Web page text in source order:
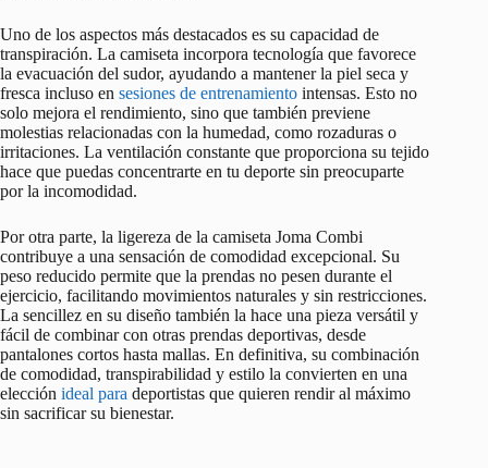
Uno de los aspectos más destacados es su capacidad de
transpiración. La camiseta incorpora tecnología que favorece
la evacuación del sudor, ayudando a mantener la piel seca y
fresca incluso en sesiones de entrenamiento intensas. Esto no
solo mejora el rendimiento, sino que también previene
molestias relacionadas con la humedad, como rozaduras o
irritaciones. La ventilación constante que proporciona su tejido
hace que puedas concentrarte en tu deporte sin preocuparte
por la incomodidad.
Por otra parte, la ligereza de la camiseta Joma Combi
contribuye a una sensación de comodidad excepcional. Su
peso reducido permite que la prendas no pesen durante el
ejercicio, facilitando movimientos naturales y sin restricciones.
La sencillez en su diseño también la hace una pieza versátil y
fácil de combinar con otras prendas deportivas, desde
pantalones cortos hasta mallas. En definitiva, su combinación
de comodidad, transpirabilidad y estilo la convierten en una
elección ideal para deportistas que quieren rendir al máximo
sin sacrificar su bienestar.